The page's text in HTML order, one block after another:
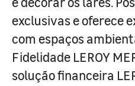
exclusivas e oferece
com espaços
Fidelidade LEROY
solução financeira